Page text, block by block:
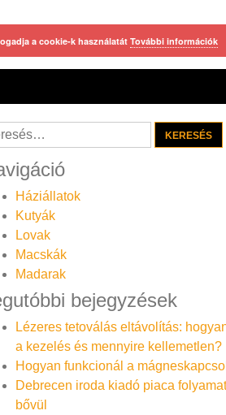
Háziállatok
Kutyák
Lovak
Macskák
Madarak
bejegyzések
Lézeres tetoválás eltávolítás:
a kezelés és mennyire kellemetlen?
Hogyan funkcionál a
Debrecen iroda kiadó piaca
bővül
a cookie-k használatát További információk